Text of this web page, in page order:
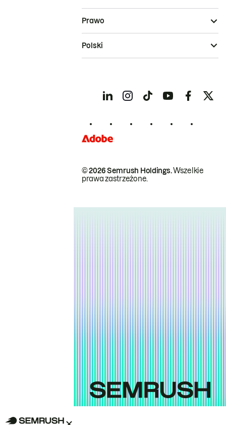
© 2026 Semrush Holdings.Wszelkie
prawa zastrzeżone.
Prawo
Polski